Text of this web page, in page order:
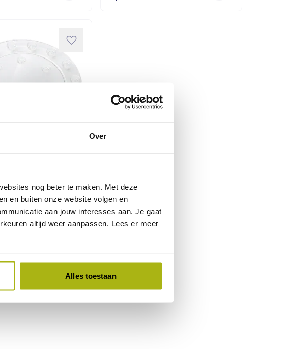
Over
nog beter te maken. Met deze
en buiten onze website volgen en
aan jouw interesses aan. Je gaat
altijd weer aanpassen. Lees er meer
Alles toestaan
18 x